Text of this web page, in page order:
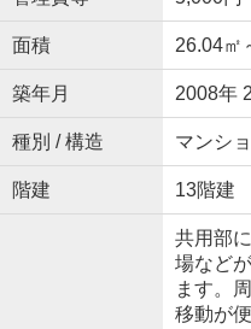
面積 26.04㎡
築年月 2008年
種別 / 構造 マンシ
階建 13階建
共用部
場など
ます。
移動が